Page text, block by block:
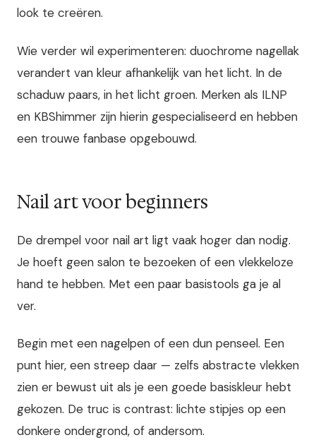
look te creëren.
Wie verder wil experimenteren: duochrome nagellak
verandert van kleur afhankelijk van het licht. In de
schaduw paars, in het licht groen. Merken als ILNP
en KBShimmer zijn hierin gespecialiseerd en hebben
een trouwe fanbase opgebouwd.
Nail art voor beginners
De drempel voor nail art ligt vaak hoger dan nodig.
Je hoeft geen salon te bezoeken of een vlekkeloze
hand te hebben. Met een paar basistools ga je al
ver.
Begin met een nagelpen of een dun penseel. Een
punt hier, een streep daar — zelfs abstracte vlekken
zien er bewust uit als je een goede basiskleur hebt
gekozen. De truc is contrast: lichte stipjes op een
donkere ondergrond, of andersom.